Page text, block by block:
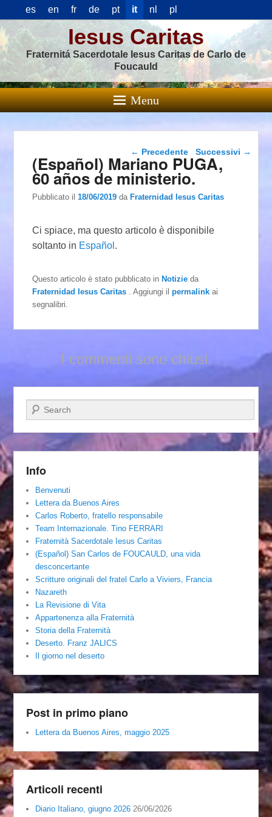
es en fr de pt it nl pl
Iesus Caritas
Fraternitá Sacerdotale Iesus Caritas de Carlo de
Foucauld
Menu
Navigazione articolo
← Precedente Successivi →
(Español) Mariano PUGA,
60 años de ministerio.
Pubblicato il18/06/2019 daFraternidad Iesus Caritas
Ci spiace, ma questo articolo è disponibile
soltanto in Español .
Questo articolo è stato pubblicato inNotizie da
Fraternidad Iesus Caritas
. Aggiungi ilpermalink ai
segnalibri.
I commenti sono chiusi.
Cerca
Info
Benvenuti
Lettera da Buenos Aires
Carlos Roberto, fratello responsabile
Team Internazionale. Tino FERRARI
Fraternità Sacerdotale Iesus Caritas
(Español) San Carlos de FOUCAULD, una vida
desconcertante
Scritture originali del fratel Carlo a Viviers, Francia
Nazareth
La Revisione di Vita
Appartenenza alla Fraternità
Storia della Fraternità
Deserto. Franz JALICS
Il giorno nel deserto
Post in primo piano
Lettera da Buenos Aires, maggio 2025
Articoli recenti
Diario Italiano, giugno 2026 26/06/2026